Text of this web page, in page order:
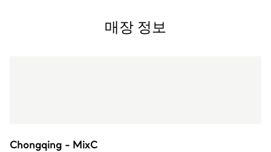
매장 정보
Chongqing - MixC